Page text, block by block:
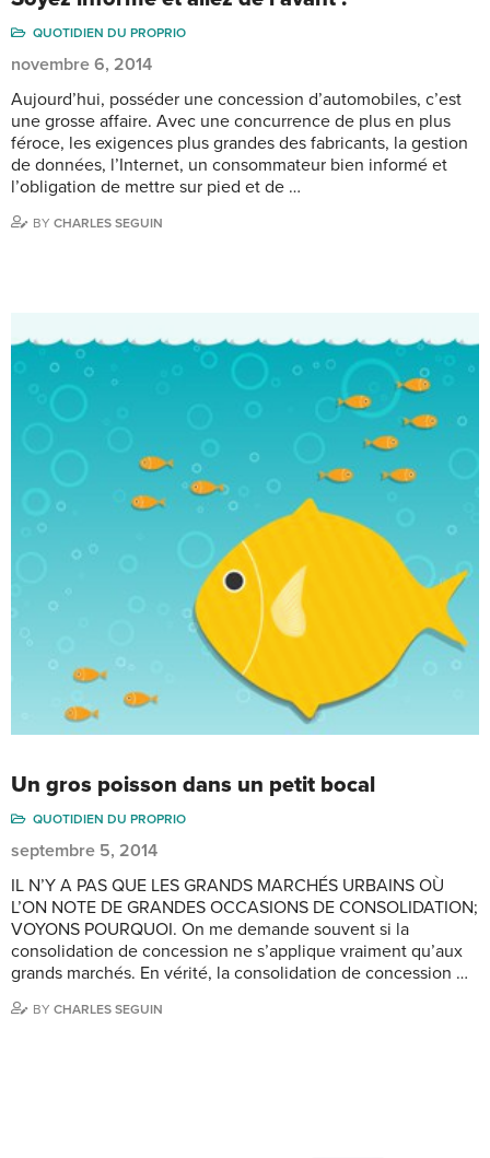
QUOTIDIEN DU PROPRIO
novembre 6, 2014
Aujourd’hui, posséder une concession d’automobiles, c’est
une grosse affaire. Avec une concurrence de plus en plus
féroce, les exigences plus grandes des fabricants, la gestion
de données, l’Internet, un consommateur bien informé et
l’obligation de mettre sur pied et de …
BY CHARLES SEGUIN
Un gros poisson dans un petit bocal
QUOTIDIEN DU PROPRIO
septembre 5, 2014
IL N’Y A PAS QUE LES GRANDS MARCHÉS URBAINS OÙ
L’ON NOTE DE GRANDES OCCASIONS DE CONSOLIDATION;
VOYONS POURQUOI. On me demande souvent si la
consolidation de concession ne s’applique vraiment qu’aux
grands marchés. En vérité, la consolidation de concession …
BY CHARLES SEGUIN